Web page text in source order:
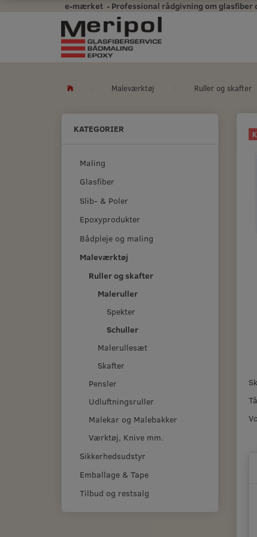
e-mærket - Professional rådgivning om glasfiber
Maleværktøj Ruller og skafter
KATEGORIER
Maling
Glasfiber
Slib- & Poler
Epoxyprodukter
Bådpleje og maling
Maleværktøj
Ruller og skafter
Maleruller
Spekter
Schuller
Malerullesæt
Skafter
Pensler
Udluftningsruller
Malekar og Malebakker
Værktøj, Knive mm.
Sikkerhedsudstyr
Emballage & Tape
Tilbud og restsalg